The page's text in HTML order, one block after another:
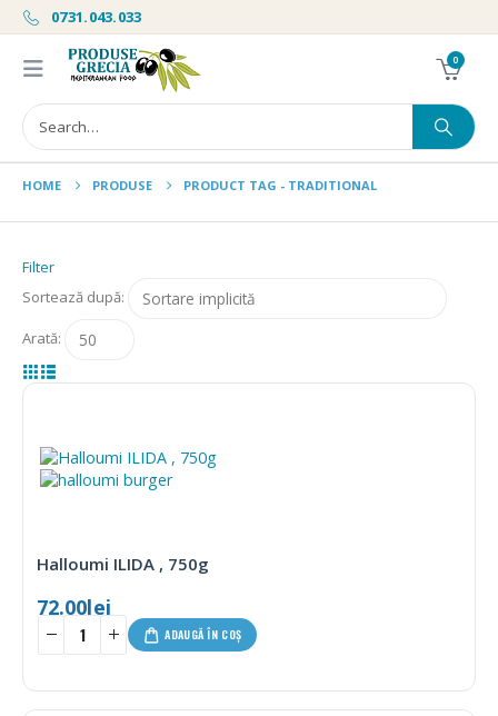
0731.043.033
0
HOME PRODUSE PRODUCT TAG - TRADITIONAL
Filter
Sortează după:
Arată:
Halloumi ILIDA , 750g
72.00lei
ADAUGĂ ÎN COȘ